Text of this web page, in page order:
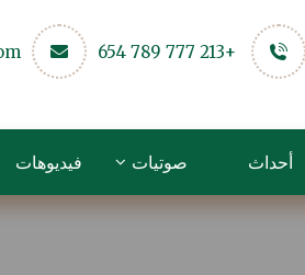
+213 777 789 654
أحداث صوتيات فيديوهات